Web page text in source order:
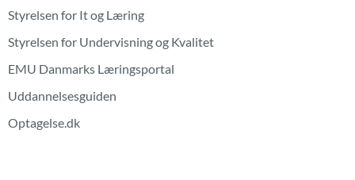
Styrelsen for It og Læring
Styrelsen for Undervisning og Kvalitet
EMU Danmarks Læringsportal
Uddannelsesguiden
Optagelse.dk